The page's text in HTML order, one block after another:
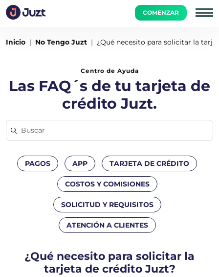
COMENZAR
Inicio No Tengo Juzt ¿Qué necesito para solicitar la
Centro de Ayuda
Las FAQ´s de tu tarjeta de
crédito Juzt.
PAGOS APP TARJETA DE CRÉDITO
COSTOS Y COMISIONES
SOLICITUD Y REQUISITOS
ATENCIÓN A CLIENTES
¿Qué necesito para solicitar la
tarjeta de crédito Juzt?